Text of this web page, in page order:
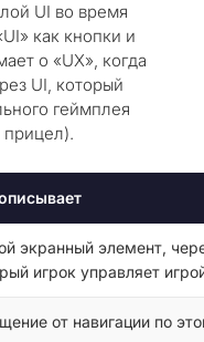
UI во время
как кнопки и
о «UX», когда
UI, который
геймплея
прицел).
экранный элемент,
игрок управляет
от навигации по